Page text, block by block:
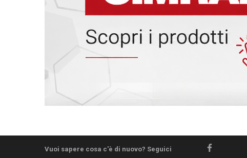
Vuoi sapere cosa c'è di nuovo? Seguici